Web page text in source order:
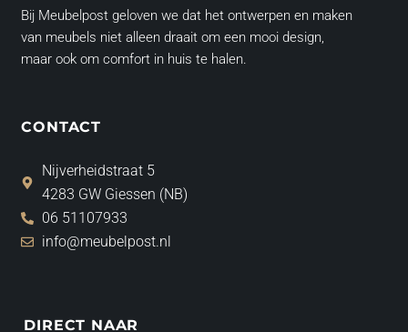
Bij Meubelpost geloven we dat het ontwerpen en maken
van meubels niet alleen draait om een mooi design,
maar ook om comfort in huis te halen.
CONTACT
Nijverheidstraat 5
4283 GW Giessen (NB)
06 51107933
info@meubelpost.nl
DIRECT NAAR